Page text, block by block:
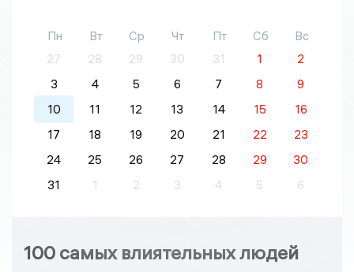
Пн Вт Ср Чт Пт Сб
Вс
27
28 29 30 31 1
2
3
4 5 6 7 8
9
10
11 12 13 14 15
16
17
18 19 20 21 22
23
24
25 26 27 28 29
30
31
1 2 3 4 5 6
100 самых влиятельных людей